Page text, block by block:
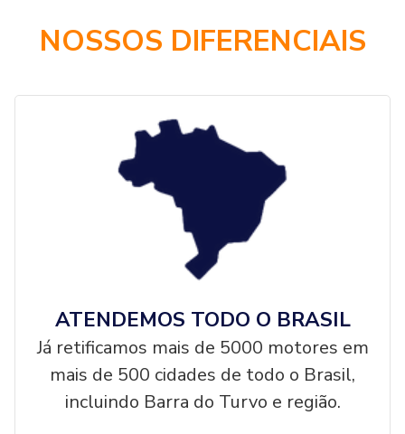
NOSSOS DIFERENCIAIS
ATENDEMOS TODO O BRASIL
Já retificamos mais de 5000 motores em
mais de 500 cidades de todo o Brasil,
incluindo Barra do Turvo e região.